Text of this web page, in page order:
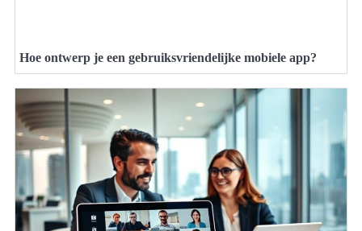
Hoe ontwerp je een gebruiksvriendelijke mobiele app?